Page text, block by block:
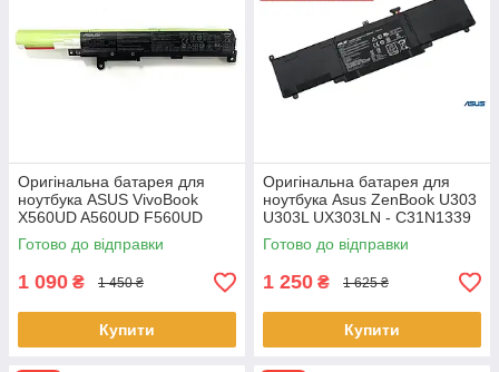
Оригінальна батарея для
ноутбука ASUS VivoBook
X560UD A560UD F560UD
K560UD R562UD - A31N1730
Готово до відправки
1 090 ₴ 1 450 ₴
Купити
Оригінальна батарея для
ноутбука Asus ZenBook U303
U303L UX303LN - C31N1339
(+11.31 V 50Wh) АКБ
Готово до відправки
1 250 ₴ 1 625 ₴
Купити